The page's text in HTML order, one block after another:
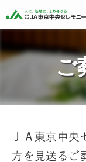
ご
ＪＡ東京中
方を見送るご